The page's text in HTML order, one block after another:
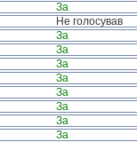
За
Не голосував
За
За
За
За
За
За
За
За